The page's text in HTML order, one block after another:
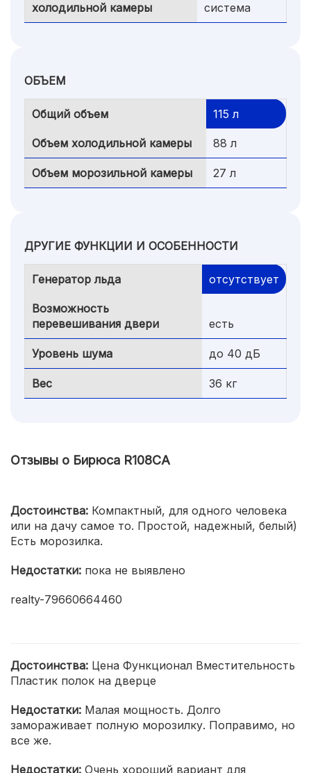
холодильной камеры
система
ОБЪЕМ
Общий объем 115 л
Объем холодильной камеры 88 л
Объем морозильной камеры 27 л
ДРУГИЕ ФУНКЦИИ И ОСОБЕННОСТИ
Генератор льда отсутствует
Возможность
перевешивания двери
есть
Уровень шума до 40 дБ
Вес 36 кг
Отзывы о Бирюса R108CA
Достоинства: Компактный, для одного человека
или на дачу самое то. Простой, надежный, белый)
Есть морозилка.
Недостатки: пока не выявлено
realty-79660664460
Достоинства: Цена Функционал Вместительность
Пластик полок на дверце
Недостатки: Малая мощность. Долго
замораживает полную морозилку. Поправимо, но
все же.
Недостатки: Очень хороший вариант для